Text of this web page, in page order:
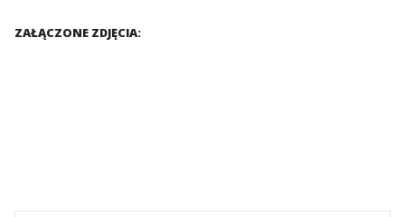
ZAŁĄCZONE ZDJĘCIA: